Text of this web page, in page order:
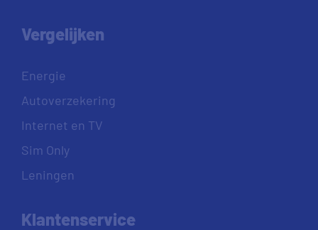
Vergelijken
Energie
Autoverzekering
Internet en TV
Sim Only
Leningen
Klantenservice